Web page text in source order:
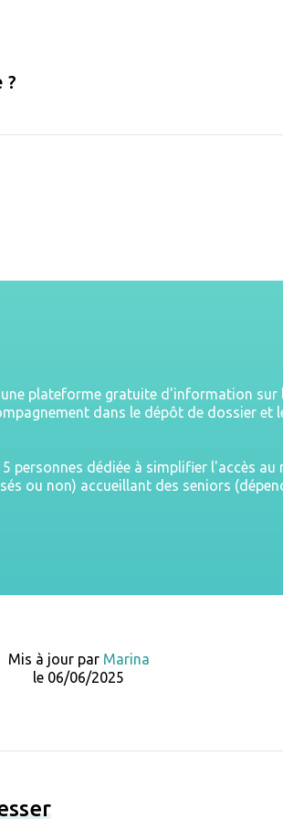
?
une plateforme gratuite d'information sur
dans le dépôt de dossier et
personnes dédiée à simplifier l'accès au
ou non) accueillant des seniors
Mis à jour par Marina
le 06/06/2025